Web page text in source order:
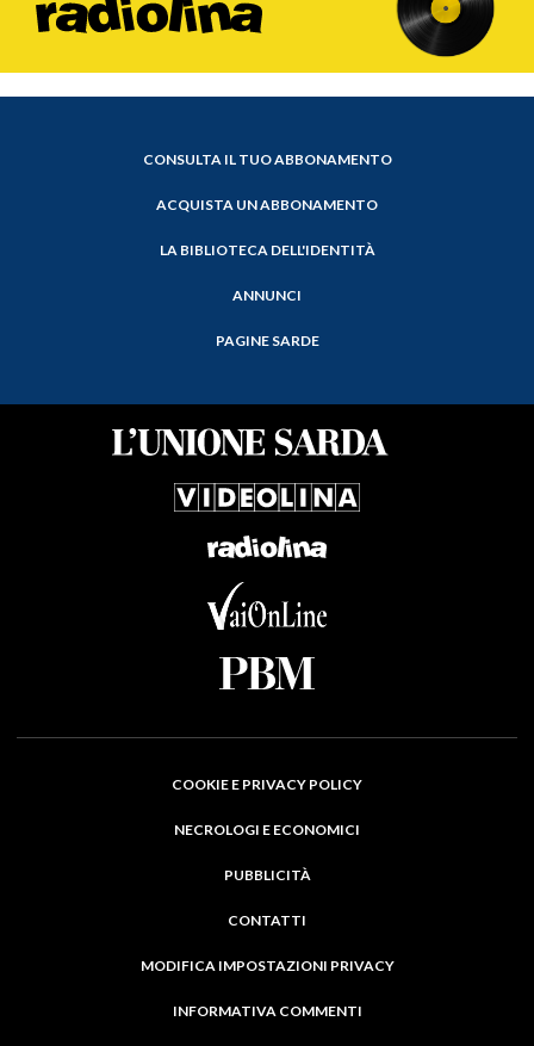
CONSULTA IL TUO ABBONAMENTO
ACQUISTA UN ABBONAMENTO
LA BIBLIOTECA DELL'IDENTITÀ
ANNUNCI
PAGINE SARDE
COOKIE E PRIVACY POLICY
NECROLOGI E ECONOMICI
PUBBLICITÀ
CONTATTI
MODIFICA IMPOSTAZIONI PRIVACY
INFORMATIVA COMMENTI